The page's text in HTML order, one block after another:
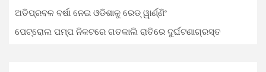
ଅତିପ୍ରବଳ ବର୍ଷା ନେଇ ଓଡିଶାକୁ ରେଡ୍ ୱାର୍ଣ୍ଣିଂ
ପେଟ୍ରୋଲ ପମ୍ପ ନିକଟରେ ଗତକାଲି ରାତିରେ ଦୁର୍ଘଟଣାଗ୍ରସ୍ତ